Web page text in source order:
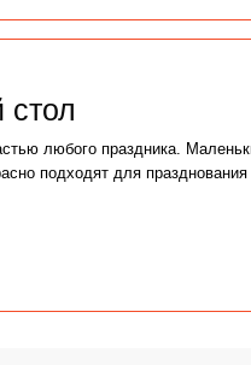
стол
любого праздника.
подходят для празднования